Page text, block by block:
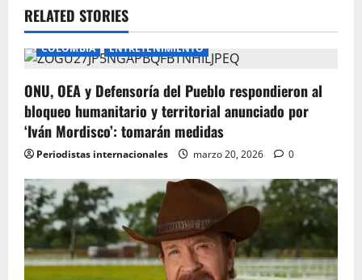
v
i
g
a
t
i
o
n
RELATED STORIES
COLOMBIA ENTRETENIMIENTO
ONU, OEA y Defensoría del Pueblo respondieron al
bloqueo humanitario y territorial anunciado por
‘Iván Mordisco’: tomarán medidas
Periodistas internacionales marzo 20, 2026 0